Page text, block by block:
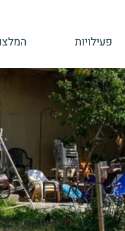
פעילויות
תיאום
לנוחיותכם,